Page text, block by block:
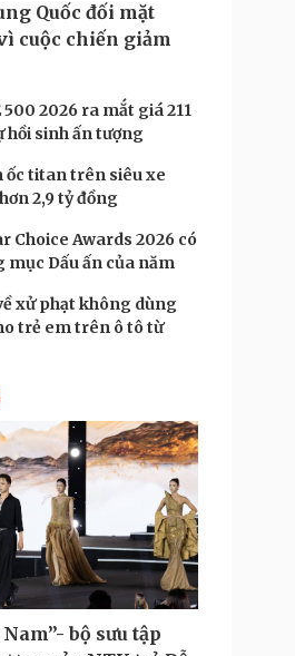
Podcast
Câu chuyện thời sự
Cửa sổ tình yêu
Kể chuyện cho bé
Hạt giống tâm hồn
Quốc đối mặt
cuộc chiến giảm
2026 ra mắt giá 211
hồi sinh ấn tượng
ốc titan trên siêu xe
2,9 tỷ đồng
Choice Awards 2026 có
mục Dấu ấn của năm
xử phạt không dùng
trẻ em trên ô tô từ
bộ sưu tập